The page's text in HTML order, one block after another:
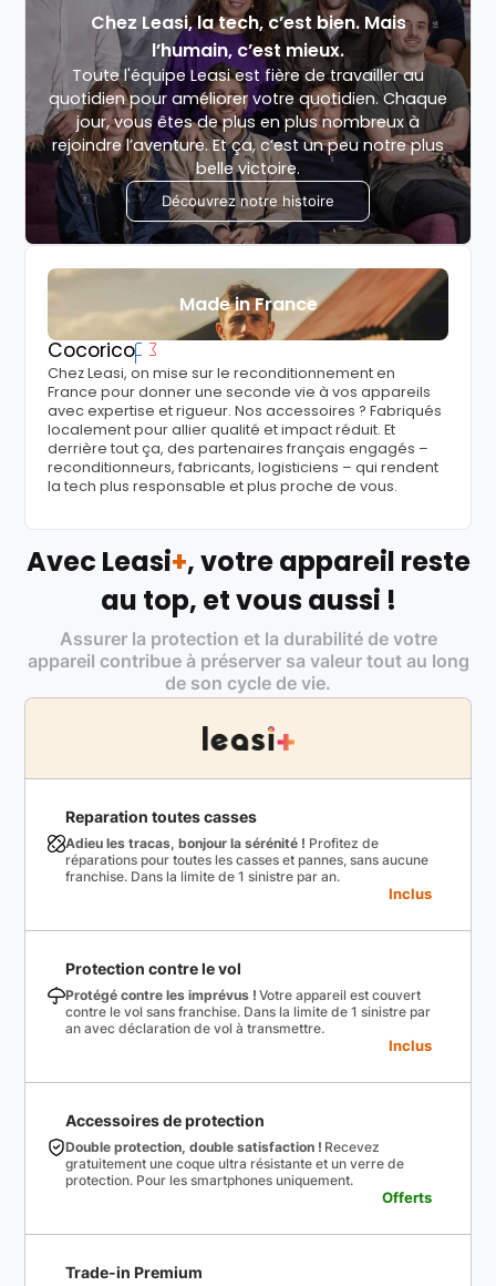
Chez Leasi, la tech, c’est bien. Mais
l’humain, c’est mieux.
Toute l'équipe Leasi est fière de travailler au
quotidien pour améliorer votre quotidien. Chaque
jour, vous êtes de plus en plus nombreux à
rejoindre l’aventure. Et ça, c’est un peu notre plus
belle victoire.
Découvrez notre histoire
Made in France
Cocorico
Chez Leasi, on mise sur le reconditionnement en
France pour donner une seconde vie à vos appareils
avec expertise et rigueur. Nos accessoires ? Fabriqués
localement pour allier qualité et impact réduit. Et
derrière tout ça, des partenaires français engagés –
reconditionneurs, fabricants, logisticiens – qui rendent
la tech plus responsable et plus proche de vous.
Avec Leasi+, votre appareil reste
au top, et vous aussi !
Assurer la protection et la durabilité de votre
appareil contribue à préserver sa valeur tout au long
de son cycle de vie.
Reparation toutes casses
Adieu les tracas, bonjour la sérénité ! Profitez de
réparations pour toutes les casses et pannes, sans aucune
franchise. Dans la limite de 1 sinistre par an.
Inclus
Protection contre le vol
Protégé contre les imprévus ! Votre appareil est couvert
contre le vol sans franchise. Dans la limite de 1 sinistre par
an avec déclaration de vol à transmettre.
Inclus
Accessoires de protection
Double protection, double satisfaction ! Recevez
gratuitement une coque ultra résistante et un verre de
protection. Pour les smartphones uniquement.
Offerts
Trade-in Premium